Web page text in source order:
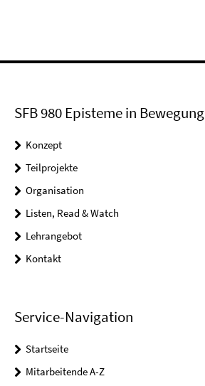
SFB 980 Episteme in Bewegung
Konzept
Teilprojekte
Organisation
Listen, Read & Watch
Lehrangebot
Kontakt
Service-Navigation
Startseite
Mitarbeitende A-Z